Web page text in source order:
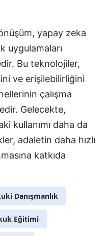
yapay zeka
uygulamaları
Bu teknolojiler,
ve erişilebilirliğini
çalışma
Gelecekte,
kullanımı daha da
adaletin daha hızlı
katkıda
Danışmanlık
Eğitimi